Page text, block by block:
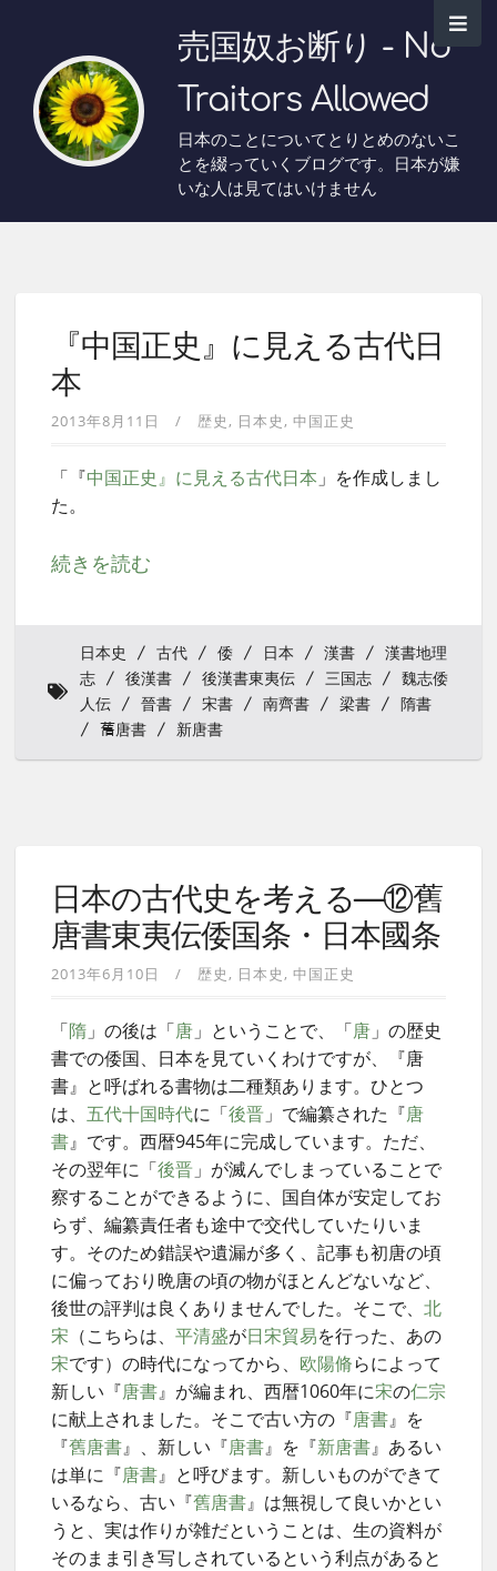
売国奴お断り - No
Traitors Allowed
日本のことについてとりとめのないこ
とを綴っていくブログです。日本が嫌
いな人は見てはいけません
『中国正史』に見える古代日
本
2013年8月11日 歴史 日本史 中国正史
「『中国正史』に見える古代日本 」を作成しまし
た。
続きを読む
日本史 古代 倭 日本 漢書
漢書地理
志
後漢書 後漢書東夷伝 三国志
魏志倭
人伝
晉書 宋書 南齊書 梁書
隋書
𦾔唐書
新唐書
日本の古代史を考える—⑫舊
唐書東夷伝倭国条・日本國条
2013年6月10日 歴史 日本史 中国正史
「隋 」の後は「唐 」ということで、「唐 」の歴史
書での倭国、日本を見ていくわけですが、『唐
書』と呼ばれる書物は二種類あります。ひとつ
は、 五代十国時代に「後晋 」で編纂された『唐
書』です。西暦945年に完成しています。ただ、
その翌年に「後晋 」が滅んでしまっていることで
察することができるように、国自体が安定してお
らず、編纂責任者も途中で交代していたりいま
す。そのため錯誤や遺漏が多く、記事も初唐の頃
に偏っており晩唐の頃の物がほとんどないなど、
後世の評判は良くありませんでした。そこで、 北
宋 （こちらは、 平清盛が日宋貿易を行った、あの
宋です）の時代になってから、 欧陽脩らによって
新しい『唐書』が編まれ、西暦1060年に宋の仁宗
に献上されました。そこで古い方の『唐書』を
『舊唐書』、新しい『唐書』を『新唐書』あるい
は単に『唐書』と呼びます。新しいものができて
いるなら、古い『舊唐書』は無視して良いかとい
うと、実は作りが雑だということは、生の資料が
そのまま引き写しされているという利点があると